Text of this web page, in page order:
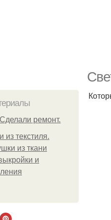
ремонт.
из текстиля.
из ткани
и